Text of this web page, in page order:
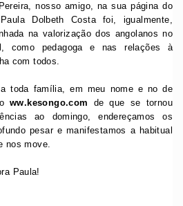
nosso amigo, na sua página do
Dolbeth Costa foi, igualmente,
na valorização dos angolanos no
como pedagoga e nas relações à
com todos.
toda família, em meu nome e no de
ww.kesongo.com de que se tornou
ao domingo, endereçamos os
pesar e manifestamos a habitual
nos move.
Paula!